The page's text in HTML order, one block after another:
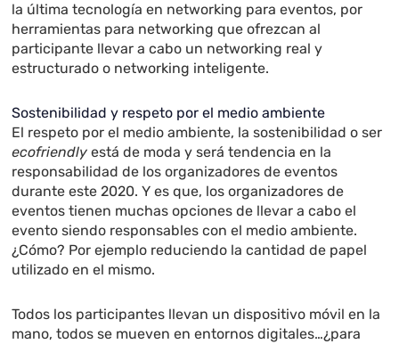
la última tecnología en networking para eventos, por
herramientas para networking que ofrezcan al
participante llevar a cabo un networking real y
estructurado o networking inteligente.
Sostenibilidad y respeto por el medio ambiente
El respeto por el medio ambiente, la sostenibilidad o ser
ecofriendly está de moda y será tendencia en la
responsabilidad de los organizadores de eventos
durante este 2020. Y es que, los organizadores de
eventos tienen muchas opciones de llevar a cabo el
evento siendo responsables con el medio ambiente.
¿Cómo? Por ejemplo reduciendo la cantidad de papel
utilizado en el mismo.
Todos los participantes llevan un dispositivo móvil en la
mano, todos se mueven en entornos digitales…¿para